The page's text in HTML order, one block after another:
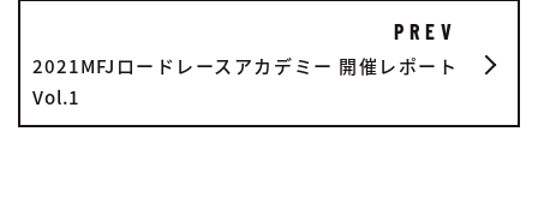
PREV
2021MFJロードレースアカデミー 開催レポート
Vol.1